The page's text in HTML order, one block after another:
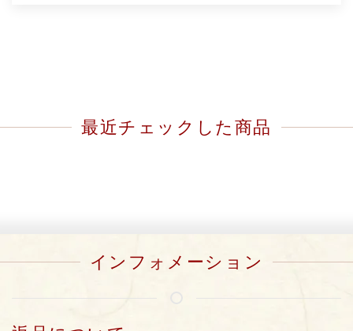
最近チェックした商品
インフォメーション